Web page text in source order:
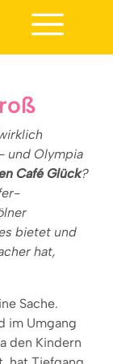
und Olympia
Café Glück?
bietet und
hat,
Sache.
im Umgang
den Kindern